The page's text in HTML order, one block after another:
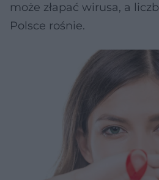
może złapać wirusa, a
Polsce rośnie.